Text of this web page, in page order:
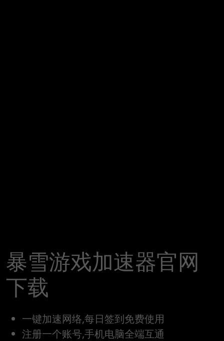
暴雪游戏加速器官网
下载
一键加速网络,每日签到免费使用
注册一个账号,手机电脑全端互通